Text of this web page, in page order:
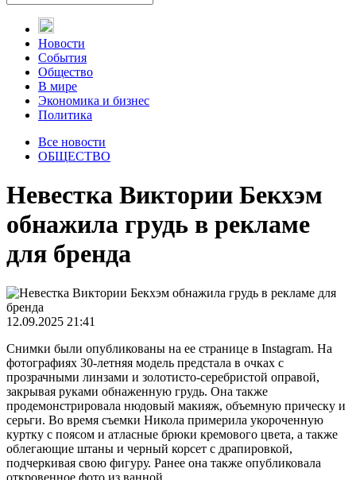
Новости
События
Общество
В мире
Экономика и бизнес
Политика
Все новости
ОБЩЕСТВО
Невестка Виктории Бекхэм
обнажила грудь в рекламе
для бренда
12.09.2025 21:41
Снимки были опубликованы на ее странице в Instagram. На
фотографиях 30-летняя модель предстала в очках с
прозрачными линзами и золотисто-серебристой оправой,
закрывая руками обнаженную грудь. Она также
продемонстрировала нюдовый макияж, объемную прическу и
серьги. Во время съемки Никола примерила укороченную
куртку с поясом и атласные брюки кремового цвета, а также
облегающие штаны и черный корсет с драпировкой,
подчеркивая свою фигуру. Ранее она также опубликовала
откровенное фото из ванной.